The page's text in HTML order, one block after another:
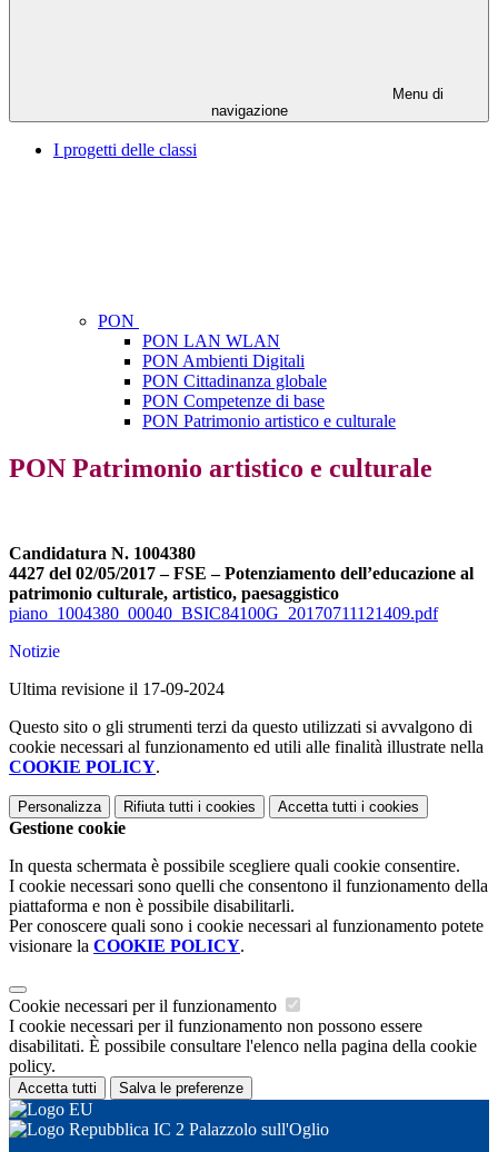
Menu di
navigazione
I progetti delle classi
PON
PON LAN WLAN
PON Ambienti Digitali
PON Cittadinanza globale
PON Competenze di base
PON Patrimonio artistico e culturale
PON Patrimonio artistico e culturale
Candidatura N. 1004380
4427 del 02/05/2017 – FSE – Potenziamento dell’educazione al
patrimonio culturale, artistico, paesaggistico
piano_1004380_00040_BSIC84100G_20170711121409.pdf
Notizie
Ultima revisione il 17-09-2024
Questo sito o gli strumenti terzi da questo utilizzati si avvalgono di
cookie necessari al funzionamento ed utili alle finalità illustrate nella
COOKIE POLICY.
Personalizza Rifiuta tutti i cookies Accetta tutti i cookies
Gestione cookie
In questa schermata è possibile scegliere quali cookie consentire.
I cookie necessari sono quelli che consentono il funzionamento della
piattaforma e non è possibile disabilitarli.
Per conoscere quali sono i cookie necessari al funzionamento potete
visionare la COOKIE POLICY.
Cookie necessari per il funzionamento
I cookie necessari per il funzionamento non possono essere
disabilitati. È possibile consultare l'elenco nella pagina della cookie
policy.
Accetta tutti Salva le preferenze
IC 2 Palazzolo sull'Oglio